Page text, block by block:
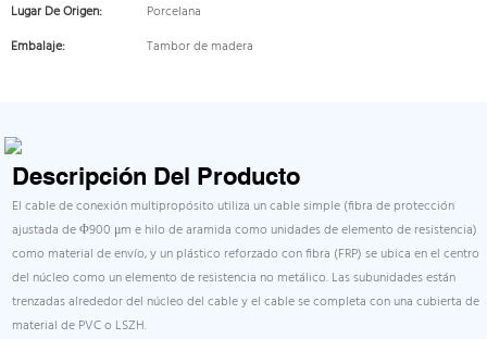
Lugar De Origen:
Porcelana
Embalaje:
Tambor de madera
Descripción Del Producto
El cable de conexión multipropósito utiliza un cable simple (fibra de protección
ajustada de Φ900 μm e hilo de aramida como unidades de elemento de resistencia)
como material de envío, y un plástico reforzado con fibra (FRP) se ubica en el centro
del núcleo como un elemento de resistencia no metálico. Las subunidades están
trenzadas alrededor del núcleo del cable y el cable se completa con una cubierta de
material de PVC o LSZH.